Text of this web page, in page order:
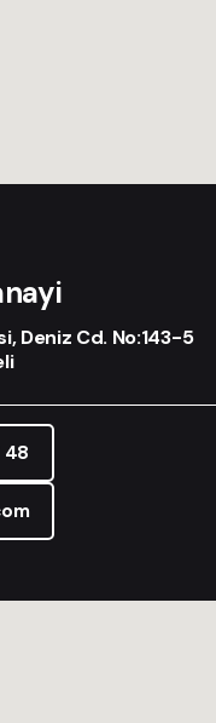
Deniz Cd. No:143-5
48